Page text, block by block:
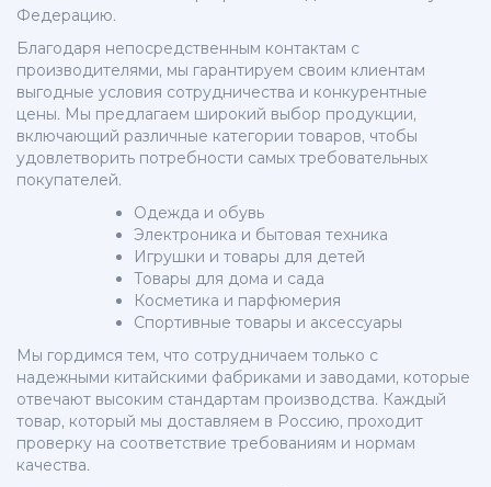
Федерацию.
Благодаря непосредственным контактам с
производителями, мы гарантируем своим клиентам
выгодные условия сотрудничества и конкурентные
цены. Мы предлагаем широкий выбор продукции,
включающий различные категории товаров, чтобы
удовлетворить потребности самых требовательных
покупателей.
Одежда и обувь
Электроника и бытовая техника
Игрушки и товары для детей
Товары для дома и сада
Косметика и парфюмерия
Спортивные товары и аксессуары
Мы гордимся тем, что сотрудничаем только с
надежными китайскими фабриками и заводами, которые
отвечают высоким стандартам производства. Каждый
товар, который мы доставляем в Россию, проходит
проверку на соответствие требованиям и нормам
качества.